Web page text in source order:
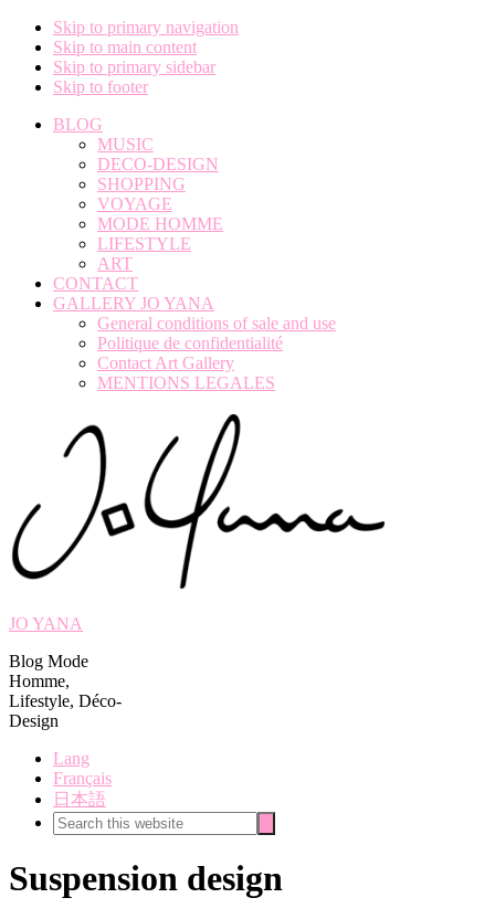
Skip to primary navigation
Skip to main content
Skip to primary sidebar
Skip to footer
BLOG
MUSIC
DECO-DESIGN
SHOPPING
VOYAGE
MODE HOMME
LIFESTYLE
ART
CONTACT
GALLERY JO YANA
General conditions of sale and use
Politique de confidentialité
Contact Art Gallery
MENTIONS LEGALES
JO YANA
Blog Mode
Homme,
Lifestyle, Déco-
Design
Lang
Français
日本語
Search
this
Suspension design